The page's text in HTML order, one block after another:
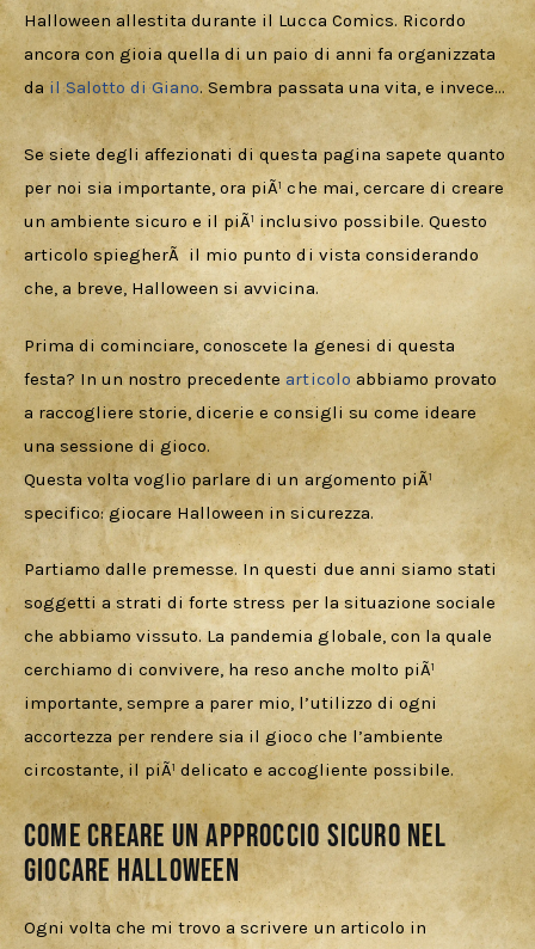
Halloween allestita durante il Lucca Comics. Ricordo
ancora con gioia quella di un paio di anni fa organizzata
da il Salotto di Giano. Sembra passata una vita, e invece…
Se siete degli affezionati di questa pagina sapete quanto
per noi sia importante, ora piÃ¹ che mai, cercare di creare
un ambiente sicuro e il piÃ¹ inclusivo possibile. Questo
articolo spiegherÃ  il mio punto di vista considerando
che, a breve, Halloween si avvicina.
Prima di cominciare, conoscete la genesi di questa
festa? In un nostro precedente articolo abbiamo provato
a raccogliere storie, dicerie e consigli su come ideare
una sessione di gioco.
Questa volta voglio parlare di un argomento piÃ¹
specifico: giocare Halloween in sicurezza.
Partiamo dalle premesse. In questi due anni siamo stati
soggetti a strati di forte stress per la situazione sociale
che abbiamo vissuto. La pandemia globale, con la quale
cerchiamo di convivere, ha reso anche molto piÃ¹
importante, sempre a parer mio, l’utilizzo di ogni
accortezza per rendere sia il gioco che l’ambiente
circostante, il piÃ¹ delicato e accogliente possibile.
Come creare un approccio sicuro nel
giocare Halloween
Ogni volta che mi trovo a scrivere un articolo in